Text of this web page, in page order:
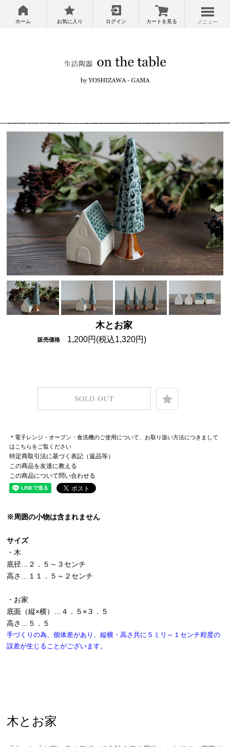
ホーム お気に入り ログイン カートを見る メニュー
木とお家
販売価格 1,200円(税込1,320円)
＊電子レンジ・オーブン・食洗機のご使用について、お取り扱い方法につきまして
はこちらをご覧ください
特定商取引法に基づく表記（返品等）
この商品を友達に教える
この商品について問い合わせる
※周囲の小物は含まれません
サイズ
・木
底径…２．５～３センチ
高さ…１１．５～２センチ
・お家
底面（縦×横）…４．５×３．５
高さ…５．５
手づくりの為、個体差があり、縦横・高さ共に５ミリ～１センチ程度の
誤差が生じることがございます。
木とお家